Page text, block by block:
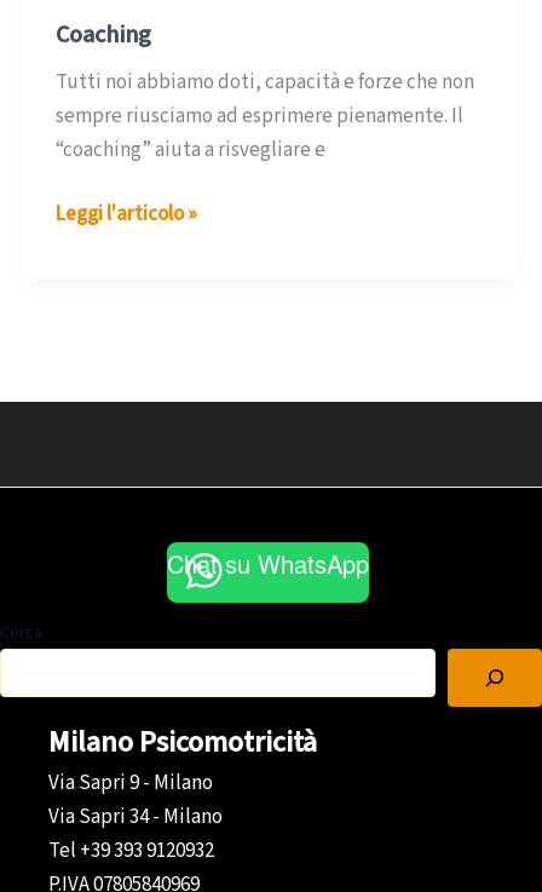
Coaching
Tutti noi abbiamo doti, capacità e forze che non
sempre riusciamo ad esprimere pienamente. Il
“coaching” aiuta a risvegliare e
Coaching
Leggi l'articolo »
Chat su WhatsApp
Cerca
Milano Psicomotricità
Via Sapri 9 - Milano
Via Sapri 34 - Milano
Tel +39 393 9120932
P.IVA 07805840969